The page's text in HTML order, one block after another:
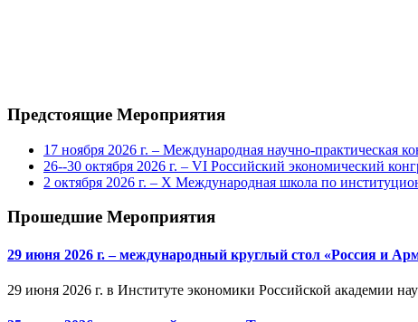
Предстоящие Мероприятия
17 ноября 2026 г. – Международная научно-практическая
26--30 октября 2026 г. – VI Российский экономический
2 октября 2026 г. – X Международная школа по
Прошедшие Мероприятия
29 июня 2026 г. – международный круглый стол «Россия и
29 июня 2026 г. в Институте экономики Российской академии